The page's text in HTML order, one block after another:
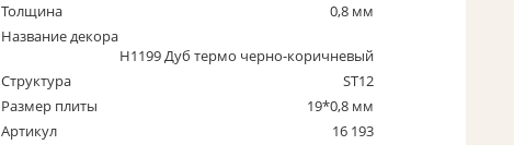
Толщина
0,8 мм
Название декора
H1199 Дуб термо черно-коричневый
Структура
ST12
Размер плиты
19*0,8 мм
Артикул
16 193